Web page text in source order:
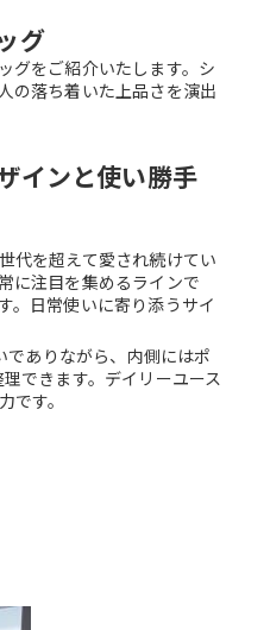
グ
グをご紹介いたします。シ
の落ち着いた上品さを演出
インと使い勝手
代を超えて愛され続けてい
に注目を集めるラインで
。日常使いに寄り添うサイ
ありながら、内側にはポ
できます。デイリーユース
す。